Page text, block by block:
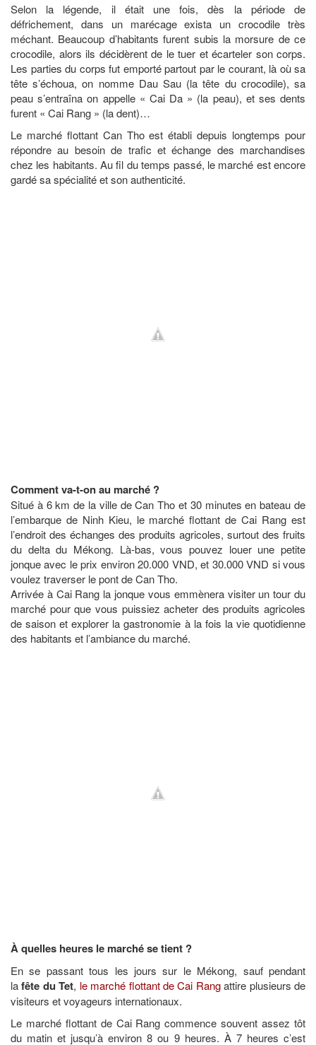
Selon la légende, il était une fois, dès la période de
défrichement, dans un marécage exista un crocodile très
méchant. Beaucoup d’habitants furent subis la morsure de ce
crocodile, alors ils décidèrent de le tuer et écarteler son corps.
Les parties du corps fut emporté partout par le courant, là où sa
tête s’échoua, on nomme Dau Sau (la tête du crocodile), sa
peau s’entraîna on appelle « Cai Da » (la peau), et ses dents
furent « Cai Rang » (la dent)…
Le marché flottant Can Tho est établi depuis longtemps pour
répondre au besoin de trafic et échange des marchandises
chez les habitants. Au fil du temps passé, le marché est encore
gardé sa spécialité et son authenticité.
Comment va-t-on au marché ?
Situé à 6 km de la ville de Can Tho et 30 minutes en bateau de
l’embarque de Ninh Kieu, le marché flottant de Cai Rang est
l’endroit des échanges des produits agricoles, surtout des fruits
du delta du Mékong. Là-bas, vous pouvez louer une petite
jonque avec le prix environ 20.000 VND, et 30.000 VND si vous
voulez traverser le pont de Can Tho.
Arrivée à Cai Rang la jonque vous emmènera visiter un tour du
marché pour que vous puissiez acheter des produits agricoles
de saison et explorer la gastronomie à la fois la vie quotidienne
des habitants et l’ambiance du marché.
À quelles heures le marché se tient ?
En se passant tous les jours sur le Mékong, sauf pendant
lafête du Tet, le marché flottant de Cai Rangattire plusieurs de
visiteurs et voyageurs internationaux.
Le marché flottant de Cai Rang commence souvent assez tôt
du matin et jusqu’à environ 8 ou 9 heures. À 7 heures c’est